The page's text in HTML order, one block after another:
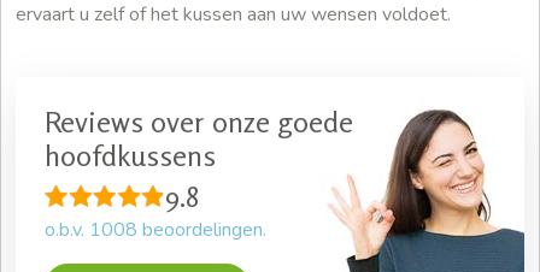
ervaart u zelf of het kussen aan uw wensen voldoet.
Reviews over onze goede
hoofdkussens
9.8
o.b.v. 1008 beoordelingen.